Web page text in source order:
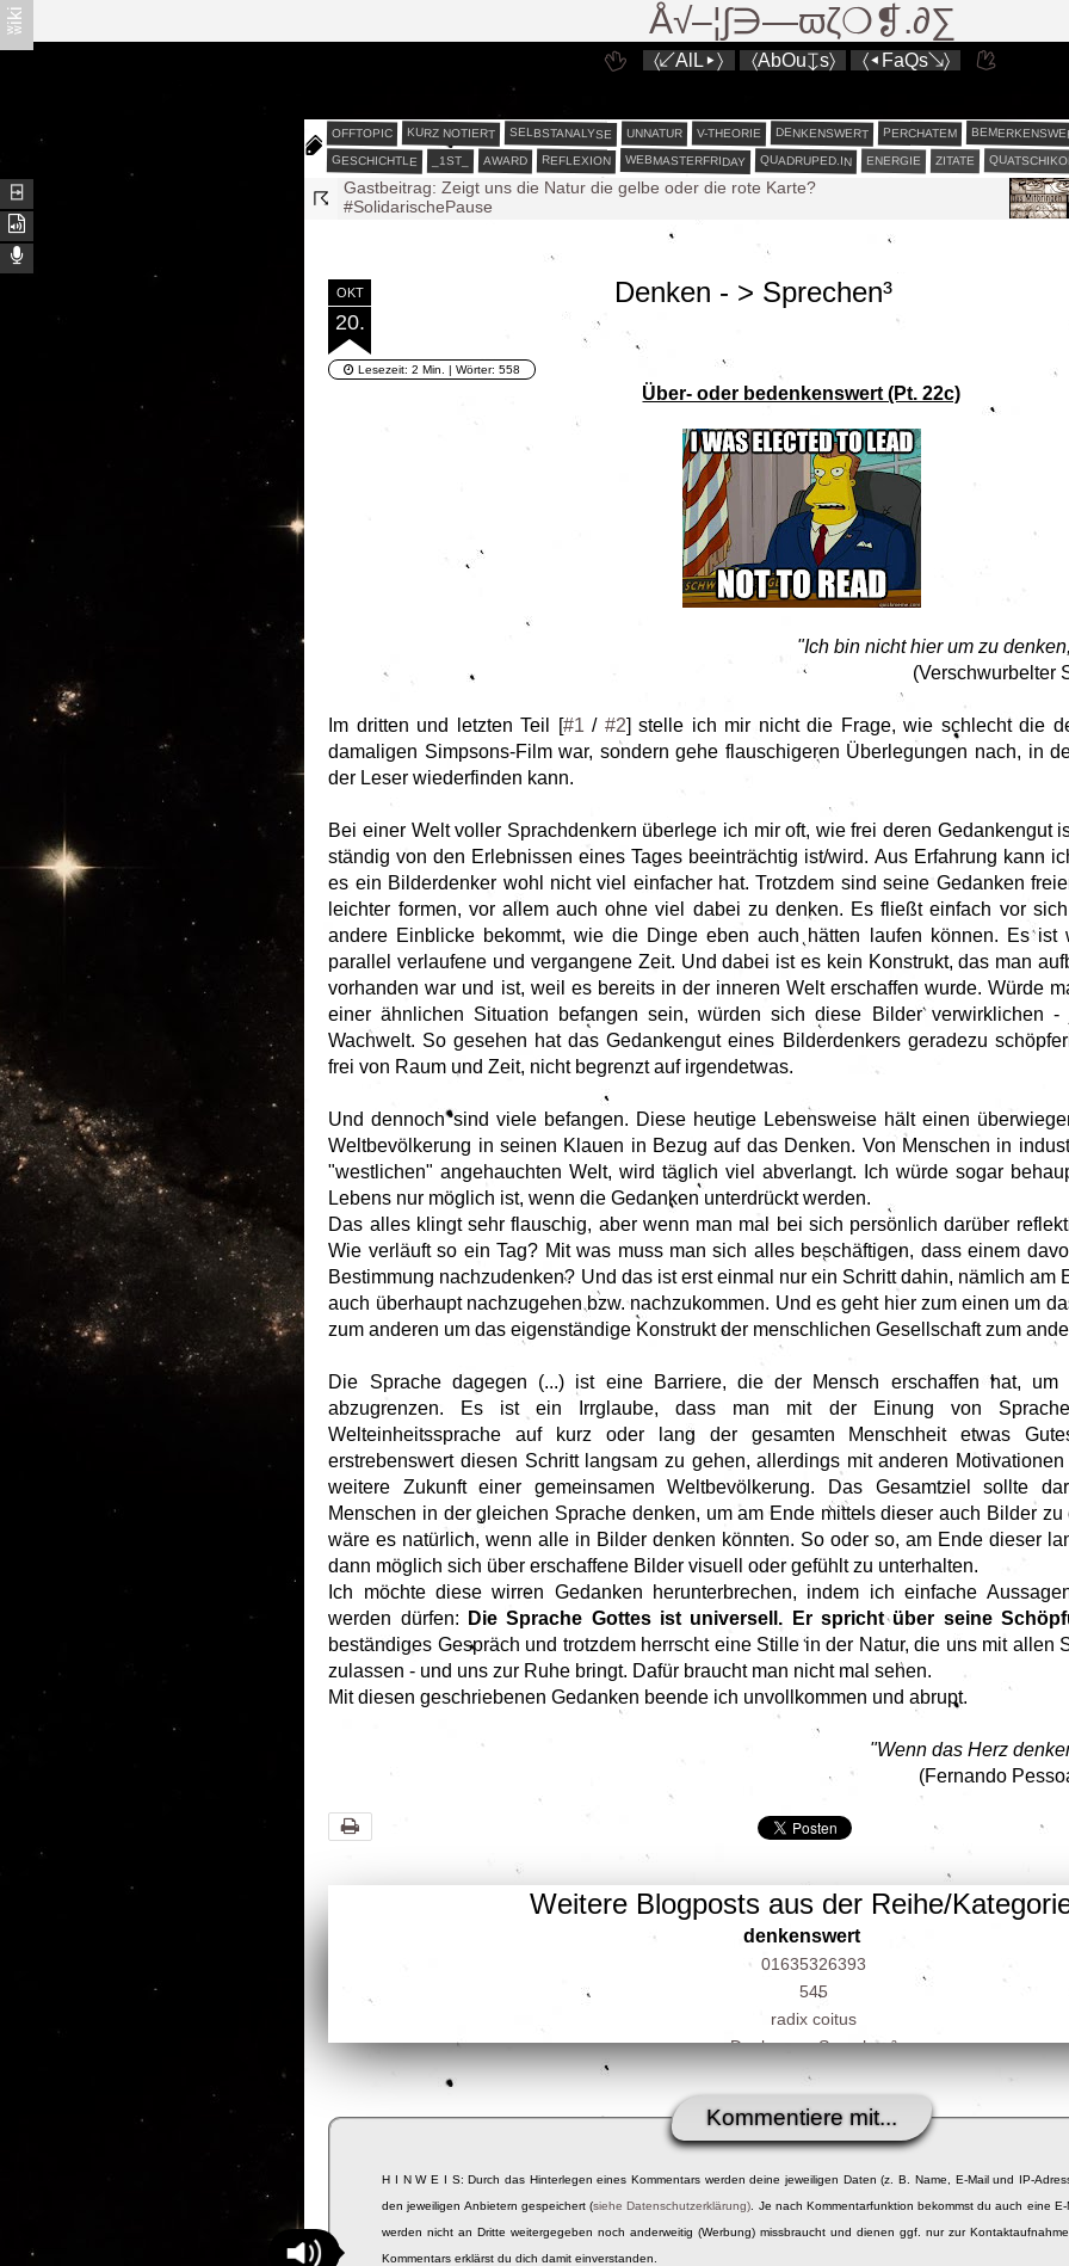
Å√–¦∫∋—ϖζ❍❡.∂∑
〈↙AlL▸〉 〈AbOu↧s〉 〈◂FaQs↘〉
ʬiki
OFFTOPIC KURZ NOTIERT SELBSTANALYSE UNNATUR V-THEORIE DENKENSWERT PERCHATEM
GESCHICHTLE _1ST_ AWARD REFLEXION WEBMASTERFRIDAY QUADRUPED.IN ENERGIE ZITATE
☈
Gastbeitrag: Zeigt uns die Natur die gelbe oder die rote Karte?
#SolidarischePause
Die Beraterin - Arbitrium est liberum²
Die Beraterin - Arbitrium est liberum
Dschungelblogkönig 2020
Gedanken an die Wasserrute
Armwegweisersäule
Gastbeitrag: Keine Internetverbindung
OKT
20.
Denken - > Sprechen³
Lesezeit:2 Min. | Wörter:558
Über- oder bedenkenswert (Pt. 22c)
"Ich bin nicht hier um zu
(Verschwurbelter
Im dritten und letzten Teil [#1 / #2] stelle ich mir nicht die Frage, wie schlecht die
damaligen Simpsons-Film war, sondern gehe flauschigeren Überlegungen nach, in
der Leser wiederfinden kann.
Bei einer Welt voller Sprachdenkern überlege ich mir oft, wie frei deren Gedankengut
ständig von den Erlebnissen eines Tages beeinträchtig ist/wird. Aus Erfahrung kann
es ein Bilderdenker wohl nicht viel einfacher hat. Trotzdem sind seine Gedanken
leichter formen, vor allem auch ohne viel dabei zu denken. Es fließt einfach vor
andere Einblicke bekommt, wie die Dinge eben auch hätten laufen können. Es
parallel verlaufene und vergangene Zeit. Und dabei ist es kein Konstrukt, das man
vorhanden war und ist, weil es bereits in der inneren Welt erschaffen wurde. Würde
einer ähnlichen Situation befangen sein, würden sich diese Bilder verwirklichen
Wachwelt. So gesehen hat das Gedankengut eines Bilderdenkers geradezu
frei von Raum und Zeit, nicht begrenzt auf irgendetwas.
Und dennoch sind viele befangen. Diese heutige Lebensweise hält einen
Weltbevölkerung in seinen Klauen in Bezug auf das Denken. Von Menschen in
"westlichen" angehauchten Welt, wird täglich viel abverlangt. Ich würde sogar
Lebens nur möglich ist, wenn die Gedanken unterdrückt werden.
Das alles klingt sehr flauschig, aber wenn man mal bei sich persönlich darüber
Wie verläuft so ein Tag? Mit was muss man sich alles beschäftigen, dass einem
Bestimmung nachzudenken? Und das ist erst einmal nur ein Schritt dahin, nämlich am
auch überhaupt nachzugehen bzw. nachzukommen. Und es geht hier zum einen um
zum anderen um das eigenständige Konstrukt der menschlichen Gesellschaft zum
Die Sprache dagegen (...) ist eine Barriere, die der Mensch erschaffen hat, um
abzugrenzen. Es ist ein Irrglaube, dass man mit der Einung von
Welteinheitssprache auf kurz oder lang der gesamten Menschheit etwas
erstrebenswert diesen Schritt langsam zu gehen, allerdings mit anderen
weitere Zukunft einer gemeinsamen Weltbevölkerung. Das Gesamtziel sollte
Menschen in der gleichen Sprache denken, um am Ende mittels dieser auch Bilder
wäre es natürlich, wenn alle in Bilder denken könnten. So oder so, am Ende dieser
dann möglich sich über erschaffene Bilder visuell oder gefühlt zu unterhalten.
Ich möchte diese wirren Gedanken herunterbrechen, indem ich einfache
werden dürfen:
Die Sprache Gottes ist universell. Er spricht über seine
beständiges Gespräch und trotzdem herrscht eine Stille in der Natur, die uns mit allen
zulassen - und uns zur Ruhe bringt. Dafür braucht man nicht mal sehen.
Mit diesen geschriebenen Gedanken beende ich unvollkommen und abrupt.
"Wenn das Herz
(Fernando
Weitere Blogposts aus der Reihe/
denkenswert
01635326393
545
radix coitus
Denken - > Sprechen²
Denken - > Sprechen
no state²
The Secret
Anonymous Comments - meine Anonymen in Wort und Schrift (Teil 2
Leo, der Entstehungstag & richtiges Fasten
Über- oder bedenkenswert, die FAQs
Kommentiere mit...
H I N W E I S: Durch das Hinterlegen eines Kommentars werden deine jeweiligen Daten (z. B. Name, E-Mail und IP-
den jeweiligen Anbietern gespeichert (siehe Datenschutzerklärung) . Je nach Kommentarfunktion bekommst du auch eine
werden nicht an Dritte weitergegeben noch anderweitig (Werbung) missbraucht und dienen ggf. nur zur
Kommentars erklärst du dich damit einverstanden.
⍈
↖logo